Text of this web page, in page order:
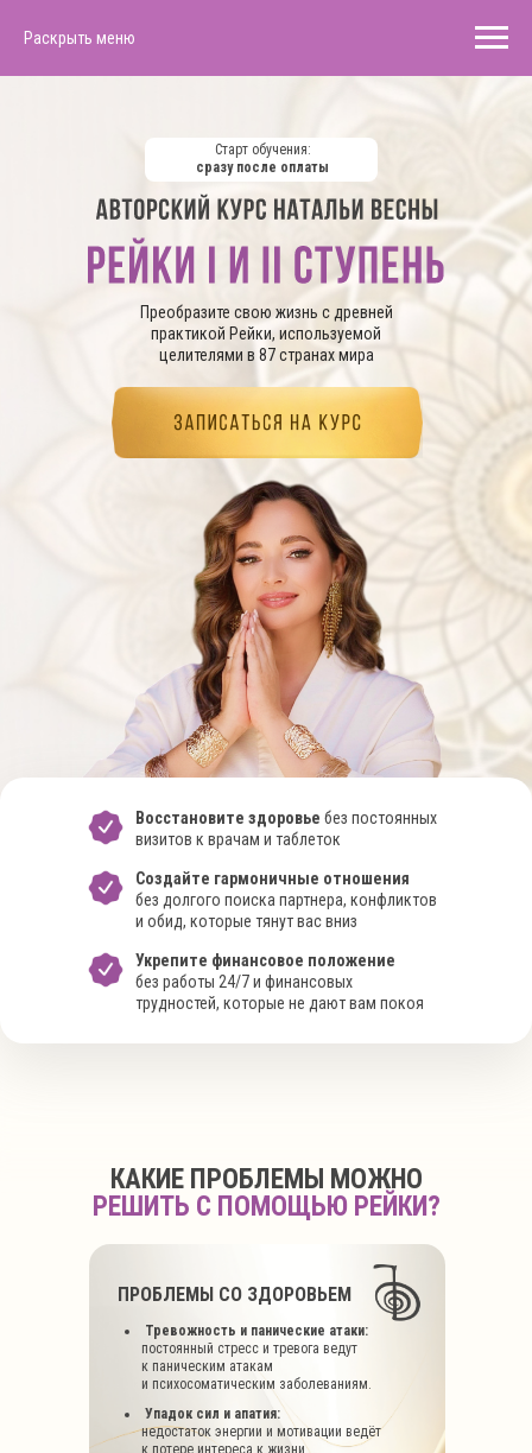
Раскрыть меню
Преобразите свою жизнь с древней
практикой Рейки, используемой
целителями в 87 странах мира
Старт обучения:
сразу после оплаты
Восстановите здоровье без постоянных
визитов к врачам и таблеток
Создайте гармоничные отношения
без долгого поиска партнера, конфликтов
и обид, которые тянут вас вниз
Укрепите финансовое положение
без работы 24/7 и финансовых
трудностей, которые не дают вам покоя
ПРОБЛЕМЫ СО ЗДОРОВЬЕМ
Тревожность и панические атаки:
постоянный стресс и тревога ведут
к паническим атакам
и психосоматическим заболеваниям.
Упадок сил и апатия:
недостаток энергии и мотивации ведёт
к потере интереса к жизни
КАКИЕ ПРОБЛЕМЫ МОЖНО
РЕШИТЬ С ПОМОЩЬЮ РЕЙКИ?